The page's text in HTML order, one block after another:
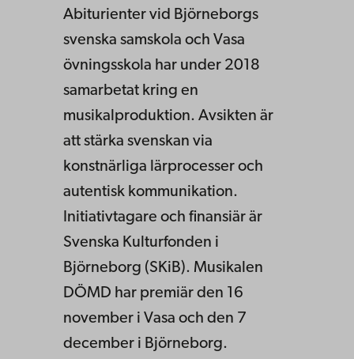
Abiturienter vid Björneborgs
svenska samskola och Vasa
övningsskola har under 2018
samarbetat kring en
musikalproduktion. Avsikten är
att stärka svenskan via
konstnärliga lärprocesser och
autentisk kommunikation.
Initiativtagare och finansiär är
Svenska Kulturfonden i
Björneborg (SKiB). Musikalen
DÖMD har premiär den 16
november i Vasa och den 7
december i Björneborg.